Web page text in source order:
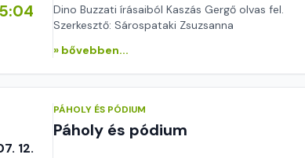
Dino Buzzati írásaiból Kaszás Gergő olvas fel.
Szerkesztő: Sárospataki Zsuzsanna
» bővebben...
12.
PÁHOLY ÉS PÓDIUM
Páholy és pódium